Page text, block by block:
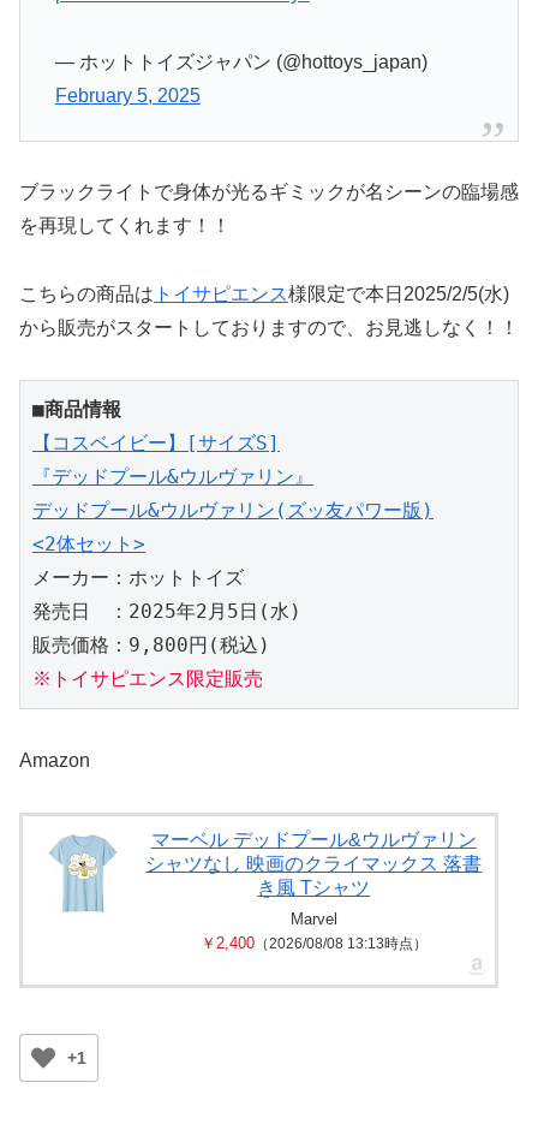
— ホットトイズジャパン (@hottoys_japan)
February 5, 2025
ブラックライトで身体が光るギミックが名シーンの臨場感
を再現してくれます！！
こちらの商品は トイサピエンス様限定で本日2025/2/5(水)
から販売がスタートしておりますので、お見逃しなく！！
■商品情報
【コスベイビー】[サイズS]
『デッドプール&ウルヴァリン』
デッドプール&ウルヴァリン(ズッ友パワー版)
<2体セット>
メーカー：ホットトイズ
発売日　：2025年2月5日(水)
販売価格：9,800円(税込)
※トイサピエンス限定販売
Amazon
マーベル デッドプール&ウルヴァリン
シャツなし 映画のクライマックス 落書
き風 Tシャツ
Marvel
￥2,400（2026/08/08 13:13時点）
+1